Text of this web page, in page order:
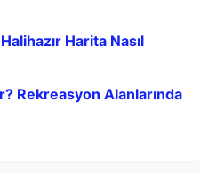
Harita Nasıl
Rekreasyon Alanlarında